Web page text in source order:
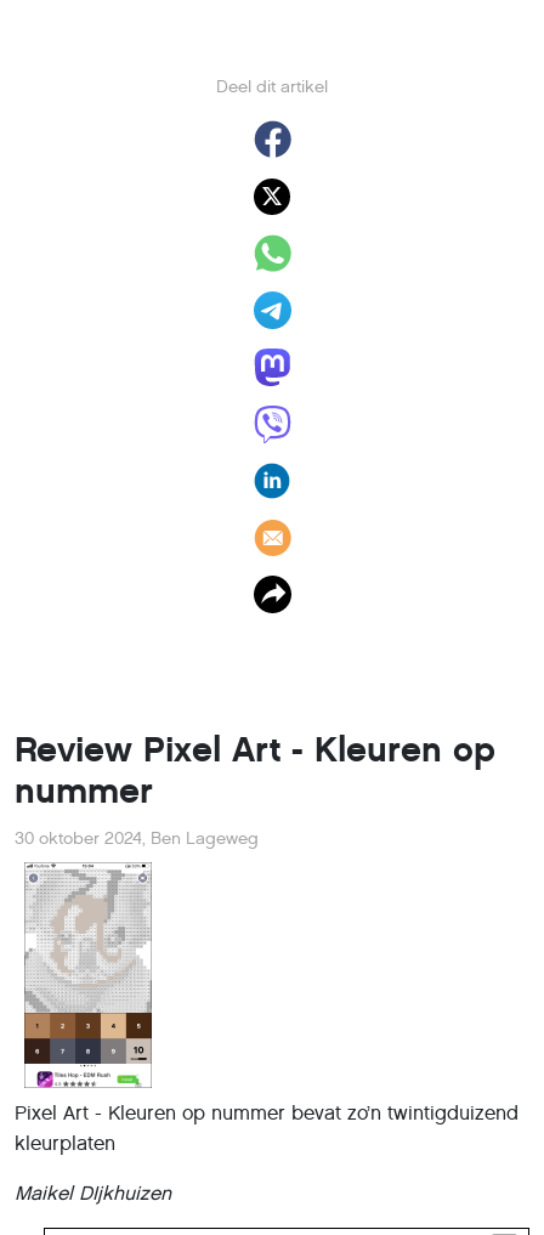
Deel dit artikel
Review Pixel Art - Kleuren op
nummer
30 oktober 2024, Ben Lageweg
Pixel Art - Kleuren op nummer bevat zo’n twintigduizend
kleurplaten
Maikel DIjkhuizen